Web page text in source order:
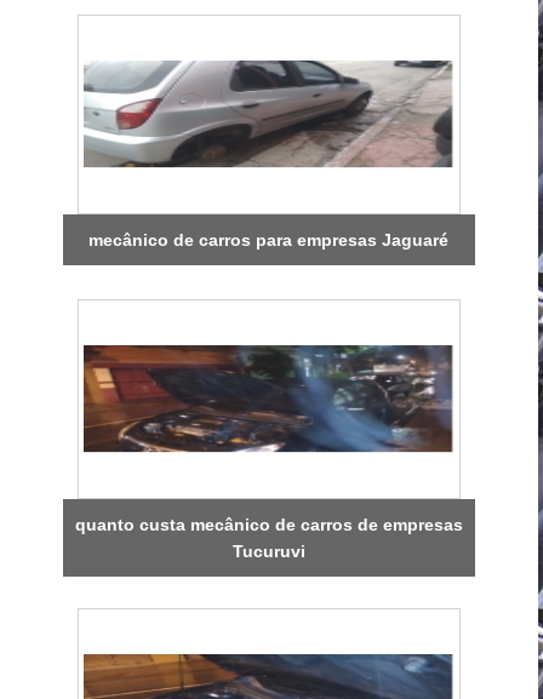
mecânico de carros para empresas Jaguaré
quanto custa mecânico de carros de empresas
Tucuruvi